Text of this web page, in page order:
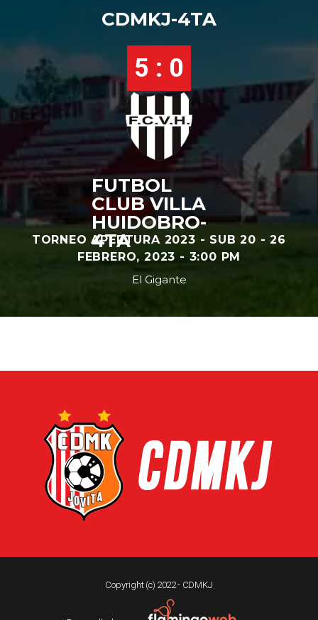
CDMKJ-4TA
5 : 0
FUTBOL
CLUB VILLA
HUIDOBRO-
4TA
TORNEO APERTURA 2023 - SUB 20 - 26
FEBRERO, 2023 - 3:00 PM
El Gigante
Copyright (c) 2022 - CDMKJ